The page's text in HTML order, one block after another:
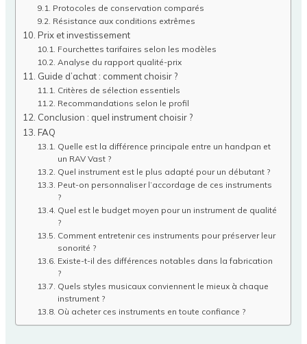
Protocoles de conservation comparés
Résistance aux conditions extrêmes
Prix et investissement
Fourchettes tarifaires selon les modèles
Analyse du rapport qualité-prix
Guide d’achat : comment choisir ?
Critères de sélection essentiels
Recommandations selon le profil
Conclusion : quel instrument choisir ?
FAQ
Quelle est la différence principale entre un handpan et
un RAV Vast ?
Quel instrument est le plus adapté pour un débutant ?
Peut-on personnaliser l’accordage de ces instruments
?
Quel est le budget moyen pour un instrument de qualité
?
Comment entretenir ces instruments pour préserver leur
sonorité ?
Existe-t-il des différences notables dans la fabrication
?
Quels styles musicaux conviennent le mieux à chaque
instrument ?
Où acheter ces instruments en toute confiance ?